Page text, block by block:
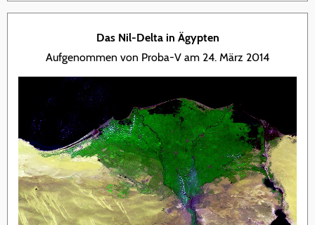
Das Nil-Delta in Ägypten
Aufgenommen von Proba-V am 24. März 2014